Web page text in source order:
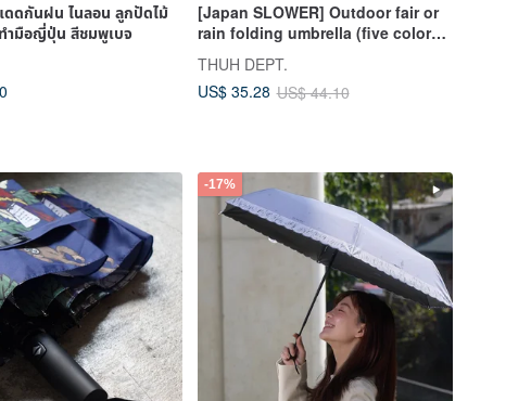
ดกันฝน ไนลอน ลูกปัดไม้
ำมือญี่ปุ่น สีชมพูเบจ
[Japan SLOWER] Outdoor fair or
rain folding umbrella (five colors
optional)
THUH DEPT.
US$ 35.28 US$ 44.10
-17%